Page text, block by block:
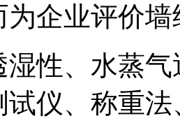
为企业评价
湿性、水蒸
试仪、称重